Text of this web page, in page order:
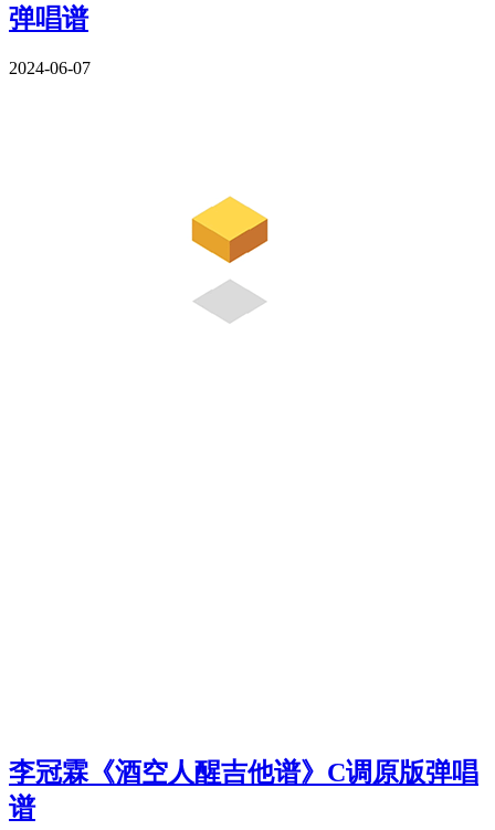
弹唱谱
2024-06-07
李冠霖《酒空人醒吉他谱》C调原版弹唱
谱